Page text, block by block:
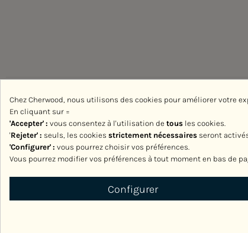
Chez Cherwood, nous utilisons des cookies pour améliorer votre
En cliquant sur =
'Accepter' : vous consentez à l'utilisation de tous les cookies.
'Rejeter' : seuls, les cookies strictement nécessaires seront
'Configurer' : vous pourrez choisir vos préférences.
Vous pourrez modifier vos préférences à tout moment en bas de
Configurer